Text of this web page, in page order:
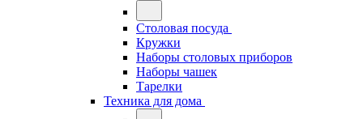
Столовая посуда
Кружки
Наборы столовых приборов
Наборы чашек
Тарелки
Техника для дома